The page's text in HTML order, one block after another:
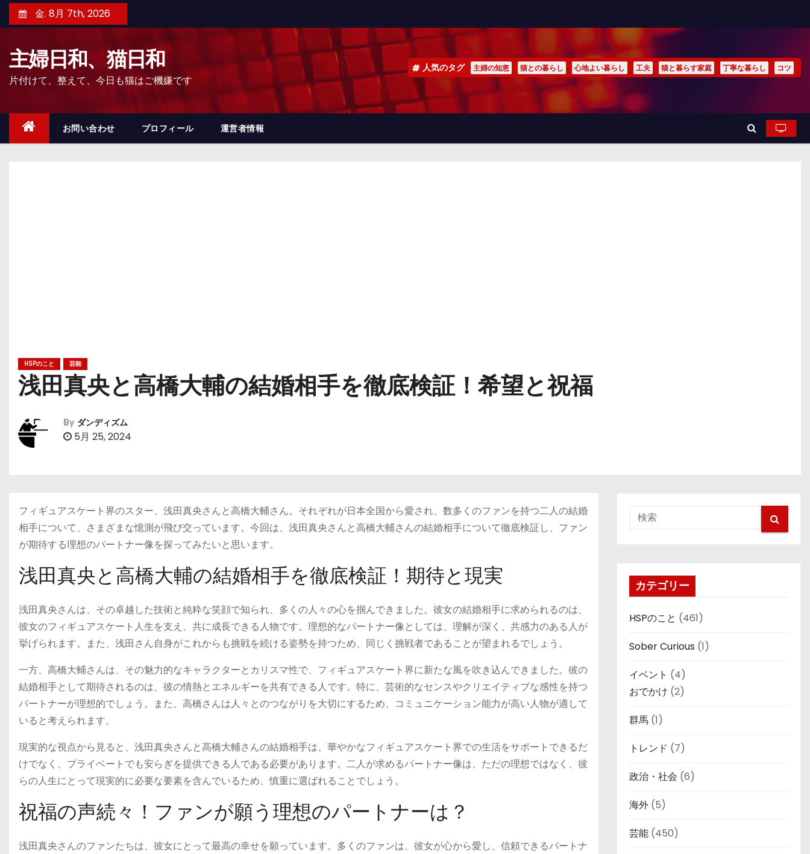
ン
ッ
金. 8月 7th, 2026
主婦日和、猫日和
片付けて、整えて、今日も猫はご機嫌です
人気のタグ 主婦の知恵 猫との暮らし 心地よい暮らし 工夫 猫と暮らす家庭 丁寧な暮らし コツ
お問い合わせ プロフィール 運営者情報
HSPのこと 芸能
浅田真央と高橋大輔の結婚相手を徹底検証！希望と祝福
By ダンディズム
5月 25, 2024
フィギュアスケート界のスター、浅田真央さんと高橋大輔さん。それぞれが日本全国から愛され、数多くのファンを持つ二人の結婚
相手について、さまざまな憶測が飛び交っています。今回は、浅田真央さんと高橋大輔さんの結婚相手について徹底検証し、ファン
が期待する理想のパートナー像を探ってみたいと思います。
浅田真央と高橋大輔の結婚相手を徹底検証！期待と現実
浅田真央さんは、その卓越した技術と純粋な笑顔で知られ、多くの人々の心を掴んできました。彼女の結婚相手に求められるのは、
彼女のフィギュアスケート人生を支え、共に成長できる人物です。理想的なパートナー像としては、理解が深く、共感力のある人が
挙げられます。また、浅田さん自身がこれからも挑戦を続ける姿勢を持つため、同じく挑戦者であることが望まれるでしょう。
一方、高橋大輔さんは、その魅力的なキャラクターとカリスマ性で、フィギュアスケート界に新たな風を吹き込んできました。彼の
結婚相手として期待されるのは、彼の情熱とエネルギーを共有できる人です。特に、芸術的なセンスやクリエイティブな感性を持つ
パートナーが理想的でしょう。また、高橋さんは人々とのつながりを大切にするため、コミュニケーション能力が高い人物が適して
いると考えられます。
現実的な視点から見ると、浅田真央さんと高橋大輔さんの結婚相手は、華やかなフィギュアスケート界での生活をサポートできるだ
けでなく、プライベートでも安らぎを提供できる人である必要があります。二人が求めるパートナー像は、ただの理想ではなく、彼
らの人生にとって現実的に必要な要素を含んでいるため、慎重に選ばれることでしょう。
祝福の声続々！ファンが願う理想のパートナーは？
浅田真央さんのファンたちは、彼女にとって最高の幸せを願っています。多くのファンは、彼女が心から愛し、信頼できるパートナ
カテゴリー
HSPのこと (461)
Sober Curious (1)
イベント (4)
おでかけ (2)
群馬 (1)
トレンド (7)
政治・社会 (6)
海外 (5)
芸能 (450)